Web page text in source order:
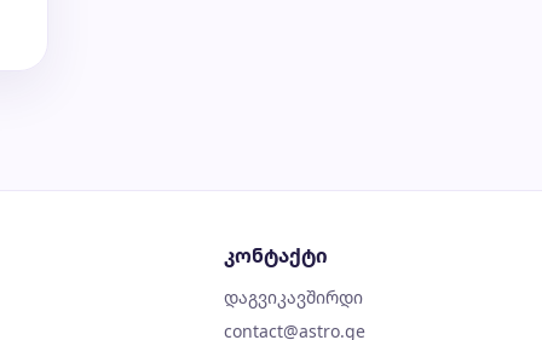
კონტაქტი
დაგვიკავშირდი
contact@astro.ge